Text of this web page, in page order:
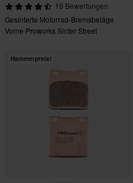
19 Bewertungen
Gesinterte Motorrad-Bremsbeläge
Vorne Proworks Sinter Street
Hammerpreis!